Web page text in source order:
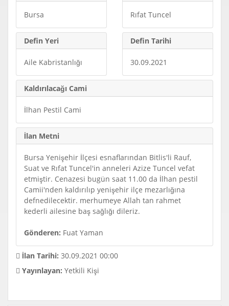
Bursa Rıfat Tuncel
Defin Yeri
Aile Kabristanlığı
Defin Tarihi
30.09.2021
Kaldırılacağı Cami
İlhan Pestil Cami
İlan Metni
Bursa Yenişehir İlçesi esnaflarından Bitlis'li Rauf,
Suat ve Rıfat Tuncel'in anneleri Azize Tuncel vefat
etmiştir. Cenazesi bugün saat 11.00 da İlhan pestil
Camii'nden kaldırılıp yenişehir ilçe mezarlığına
defnedilecektir. merhumeye Allah tan rahmet
kederli ailesine baş sağlığı dileriz.
Gönderen: Fuat Yaman
İlan Tarihi: 30.09.2021 00:00
Yayınlayan: Yetkili Kişi